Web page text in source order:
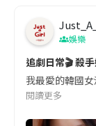
娛樂
追劇日常🎬 殺
我最愛的韓國
閱讀更多